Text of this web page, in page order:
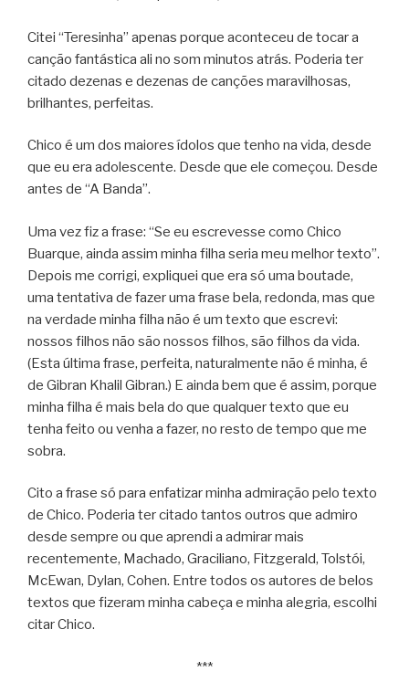
Citei “Teresinha” apenas porque aconteceu de tocar a
canção fantástica ali no som minutos atrás. Poderia ter
citado dezenas e dezenas de canções maravilhosas,
brilhantes, perfeitas.
Chico é um dos maiores ídolos que tenho na vida, desde
que eu era adolescente. Desde que ele começou. Desde
antes de “A Banda”.
Uma vez fiz a frase: “Se eu escrevesse como Chico
Buarque, ainda assim minha filha seria meu melhor texto”.
Depois me corrigi, expliquei que era só uma boutade,
uma tentativa de fazer uma frase bela, redonda, mas que
na verdade minha filha não é um texto que escrevi:
nossos filhos não são nossos filhos, são filhos da vida.
(Esta última frase, perfeita, naturalmente não é minha, é
de Gibran Khalil Gibran.) E ainda bem que é assim, porque
minha filha é mais bela do que qualquer texto que eu
tenha feito ou venha a fazer, no resto de tempo que me
sobra.
Cito a frase só para enfatizar minha admiração pelo texto
de Chico. Poderia ter citado tantos outros que admiro
desde sempre ou que aprendi a admirar mais
recentemente, Machado, Graciliano, Fitzgerald, Tolstói,
McEwan, Dylan, Cohen. Entre todos os autores de belos
textos que fizeram minha cabeça e minha alegria, escolhi
citar Chico.
***